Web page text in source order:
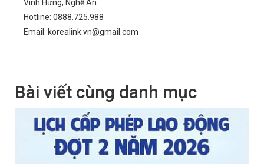
Vinh Hưng, Nghệ An
Hotline: 0888.725.988
Email: korealink.vn@gmail.com
Bài viết cùng danh mục